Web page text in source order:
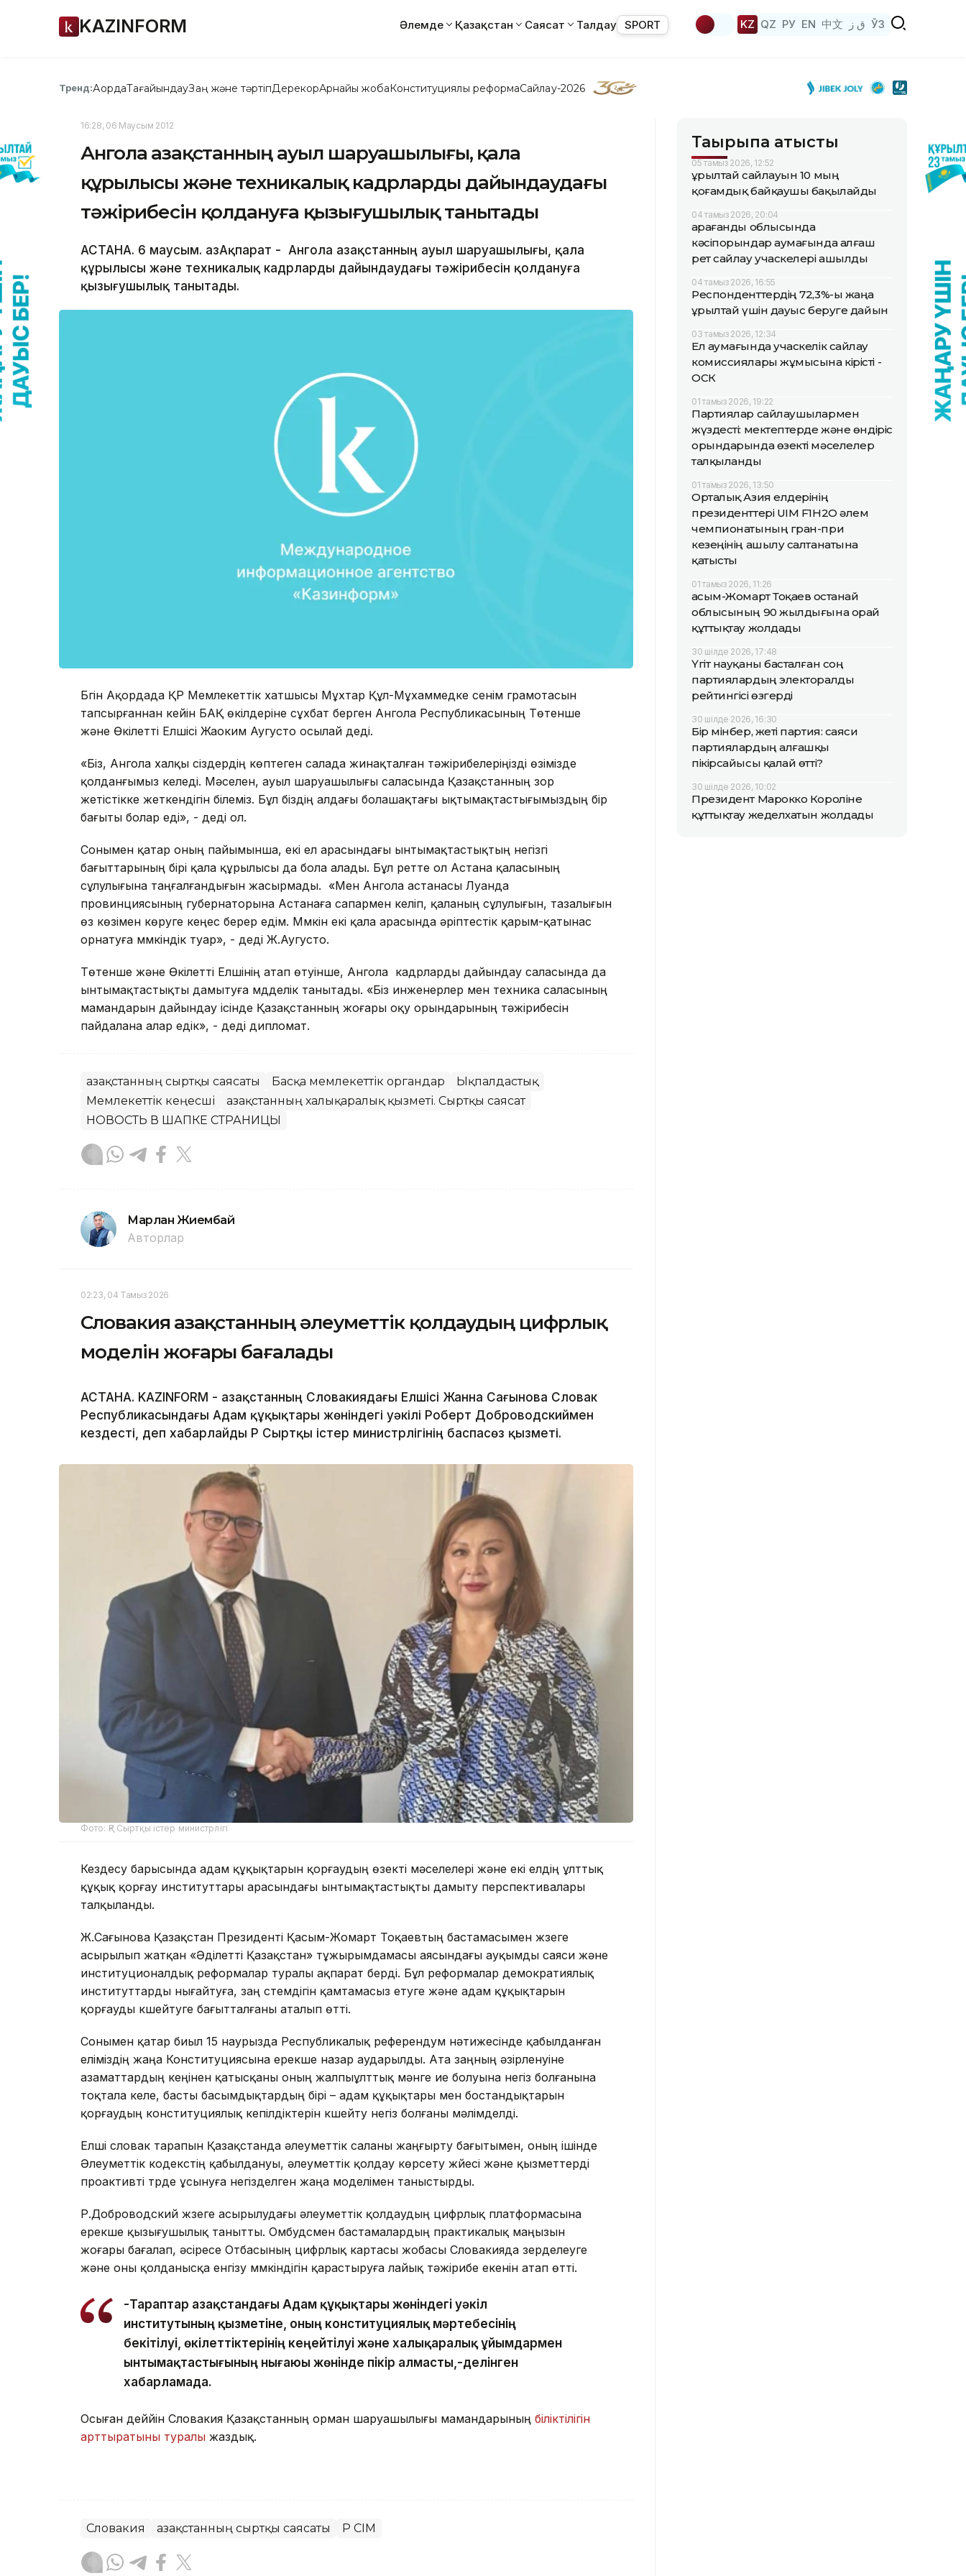
KAZINFORM Әлемде Қазақстан Саясат Талдау SPORT KZ QZ РУ EN 中文 ق ز ЎЗ
Тренд:АқордаТағайындауЗаң және тәртіпДерекқорАрнайы жобаКонституциялық реформаСайлау-2026
16:28, 06 Маусым 2012
Ангола Қазақстанның ауыл шаруашылығы, қала
құрылысы және техникалық кадрларды дайындаудағы
тәжірибесін қолдануға қызығушылық танытады
АСТАНА. 6 маусым. ҚазАқпарат - Ангола Қазақстанның ауыл шаруашылығы, қала
құрылысы және техникалық кадрларды дайындаудағы тәжірибесін қолдануға
қызығушылық танытады.
Бүгін Ақордада ҚР Мемлекеттік хатшысы Мұхтар Құл-Мұхаммедке сенім грамотасын
тапсырғаннан кейін БАҚ өкілдеріне сұхбат берген Ангола Республикасының Төтенше
және Өкілетті Елшісі Жаоким Аугусто осылай деді.
«Біз, Ангола халқы сіздердің көптеген салада жинақталған тәжірибелеріңізді өзімізде
қолданғымыз келеді. Мәселен, ауыл шаруашылығы саласында Қазақстанның зор
жетістікке жеткендігін білеміз. Бұл біздің алдағы болашақтағы ықтымақтастығымыздың бір
бағыты болар еді», - деді ол.
Сонымен қатар оның пайымынша, екі ел арасындағы ынтымақтастықтың негізгі
бағыттарының бірі қала құрылысы да бола алады. Бұл ретте ол Астана қаласының
сұлулығына таңғалғандығын жасырмады. «Мен Ангола астанасы Луанда
провинциясының губернаторына Астанаға сапармен келіп, қаланың сұлулығын, тазалығын
өз көзімен көруге кеңес берер едім. Мүмкін екі қала арасында әріптестік қарым-қатынас
орнатуға мүмкіндік туар», - деді Ж.Аугусто.
Төтенше және Өкілетті Елшінің атап өтуінше, Ангола кадрларды дайындау саласында да
ынтымақтастықты дамытуға мүдделік танытады. «Біз инженерлер мен техника саласының
мамандарын дайындау ісінде Қазақстанның жоғары оқу орындарының тәжірибесін
пайдалана алар едік», - деді дипломат.
Қазақстанның сыртқы саясаты Басқа мемлекеттік органдар
Ықпалдастық
Мемлекеттік кеңесші
Қазақстанның халықаралық қызметі. Сыртқы саясат
НОВОСТЬ В ШАПКЕ СТРАНИЦЫ
Марлан Жиембай
Авторлар
02:23, 04 Тамыз 2026
Словакия Қазақстанның әлеуметтік қолдаудың цифрлық
моделін жоғары бағалады
АСТАНА. KAZINFORM - Қазақстанның Словакиядағы Елшісі Жанна Сағынова Словак
Республикасындағы Адам құқықтары жөніндегі уәкілі Роберт Доброводскиймен
кездесті, деп хабарлайды ҚР Сыртқы істер министрлігінің баспасөз қызметі.
Фото: ҚР Сыртқы істер министрлігі
Кездесу барысында адам құқықтарын қорғаудың өзекті мәселелері және екі елдің ұлттық
құқық қорғау институттары арасындағы ынтымақтастықты дамыту перспективалары
талқыланды.
Ж.Сағынова Қазақстан Президенті Қасым-Жомарт Тоқаевтың бастамасымен жүзеге
асырылып жатқан «Әділетті Қазақстан» тұжырымдамасы аясындағы ауқымды саяси және
институционалдық реформалар туралы ақпарат берді. Бұл реформалар демократиялық
институттарды нығайтуға, заң үстемдігін қамтамасыз етуге және адам құқықтарын
қорғауды күшейтуге бағытталғаны аталып өтті.
Сонымен қатар биыл 15 наурызда Республикалық референдум нәтижесінде қабылданған
еліміздің жаңа Конституциясына ерекше назар аударылды. Ата заңның әзірленуіне
азаматтардың кеңінен қатысқаны оның жалпыұлттық мәнге ие болуына негіз болғанына
тоқтала келе, басты басымдықтардың бірі – адам құқықтары мен бостандықтарын
қорғаудың конституциялық кепілдіктерін күшейту негіз болғаны мәлімделді.
Елші словак тарапын Қазақстанда әлеуметтік саланы жаңғырту бағытымен, оның ішінде
Әлеуметтік кодекстің қабылдануы, әлеуметтік қолдау көрсету жүйесі және қызметтерді
проактивті түрде ұсынуға негізделген жаңа моделімен таныстырды.
Р.Доброводский жүзеге асырылудағы әлеуметтік қолдаудың цифрлық платформасына
ерекше қызығушылық танытты. Омбудсмен бастамалардың практикалық маңызын
жоғары бағалап, әсіресе Отбасының цифрлық картасы жобасы Словакияда зерделеуге
және оны қолданысқа енгізу мүмкіндігін қарастыруға лайық тәжірибе екенін атап өтті.
-Тараптар Қазақстандағы Адам құқықтары жөніндегі уәкіл
институтының қызметіне, оның конституциялық мәртебесінің
бекітілуі, өкілеттіктерінің кеңейтілуі және халықаралық ұйымдармен
ынтымақтастығының нығаюы жөнінде пікір алмасты,-делінген
хабарламада.
Осыған деййін Словакия Қазақстанның орман шаруашылығы мамандарының біліктілігін
арттыратыны туралы жаздық.
Словакия Қазақстанның сыртқы саясаты ҚР СІМ
Тақырыпқа қатысты
05 тамыз 2026, 12:52
Құрылтай сайлауын 10 мың
қоғамдық байқаушы бақылайды
04 тамыз 2026, 20:04
Қарағанды облысында
кәсіпорындар аумағында алғаш
рет сайлау учаскелері ашылды
04 тамыз 2026, 16:55
Респонденттердің 72,3%-ы жаңа
Құрылтай үшін дауыс беруге дайын
03 тамыз 2026, 12:34
Ел аумағында учаскелік сайлау
комиссиялары жұмысына кірісті -
ОСК
01 тамыз 2026, 19:22
Партиялар сайлаушылармен
жүздесті: мектептерде және өндіріс
орындарында өзекті мәселелер
талқыланды
01 тамыз 2026, 13:50
Орталық Азия елдерінің
президенттері UIM F1H2O әлем
чемпионатының гран-при
кезеңінің ашылу салтанатына
қатысты
01 тамыз 2026, 11:26
Қасым-Жомарт Тоқаев Қостанай
облысының 90 жылдығына орай
құттықтау жолдады
30 шілде 2026, 17:48
Үгіт науқаны басталған соң
партиялардың электоралды
рейтингісі өзгерді
30 шілде 2026, 16:30
Бір мінбер, жеті партия: саяси
партиялардың алғашқы
пікірсайысы қалай өтті?
30 шілде 2026, 10:02
Президент Марокко Короліне
құттықтау жеделхатын жолдады